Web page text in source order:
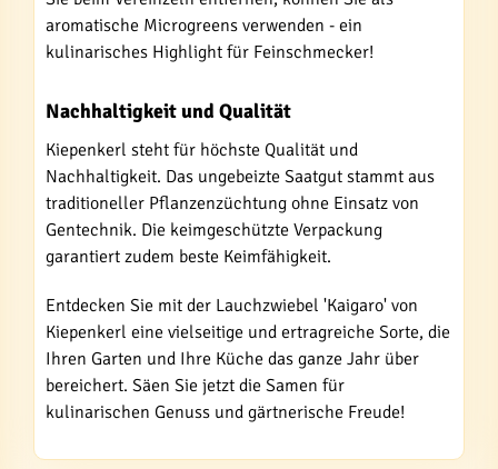
aromatische Microgreens verwenden - ein
kulinarisches Highlight für Feinschmecker!
Nachhaltigkeit und Qualität
Kiepenkerl steht für höchste Qualität und
Nachhaltigkeit. Das ungebeizte Saatgut stammt aus
traditioneller Pflanzenzüchtung ohne Einsatz von
Gentechnik. Die keimgeschützte Verpackung
garantiert zudem beste Keimfähigkeit.
Entdecken Sie mit der Lauchzwiebel 'Kaigaro' von
Kiepenkerl eine vielseitige und ertragreiche Sorte, die
Ihren Garten und Ihre Küche das ganze Jahr über
bereichert. Säen Sie jetzt die Samen für
kulinarischen Genuss und gärtnerische Freude!